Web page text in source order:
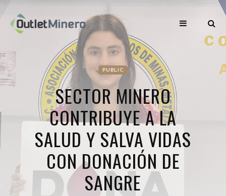
PUBLIC
SECTOR MINERO
CONTRIBUYE A LA
SALUD Y SALVA VIDAS
CON DONACIÓN DE
SANGRE